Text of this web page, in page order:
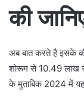
की
अब बात करते है इसके
शोरूम से 10.49 लाख
के मुताबिक 2024 में